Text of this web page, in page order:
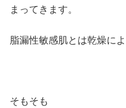
まってきます。
脂漏性敏感肌とは乾燥に
そもそも